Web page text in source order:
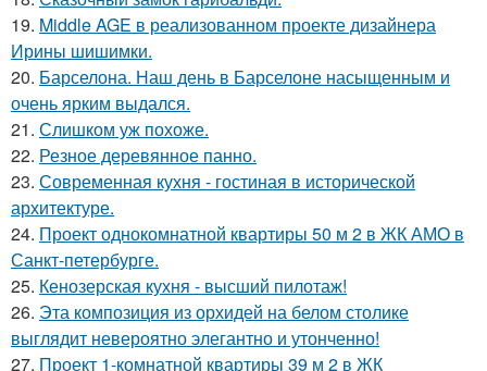
19. Middle AGE в реализованном проекте дизайнера
Ирины шишимки.
20. Барселона. Наш день в Барселоне насыщенным и
очень ярким выдался.
21. Слишком уж похоже.
22. Резное деревянное панно.
23. Современная кухня - гостиная в исторической
архитектуре.
24. Проект однокомнатной квартиры 50 м 2 в ЖК АМО в
Санкт-петербурге.
25. Кенозерская кухня - высший пилотаж!
26. Эта композиция из орхидей на белом столике
выглядит невероятно элегантно и утонченно!
27. Проект 1-комнатной квартиры 39 м 2 в ЖК